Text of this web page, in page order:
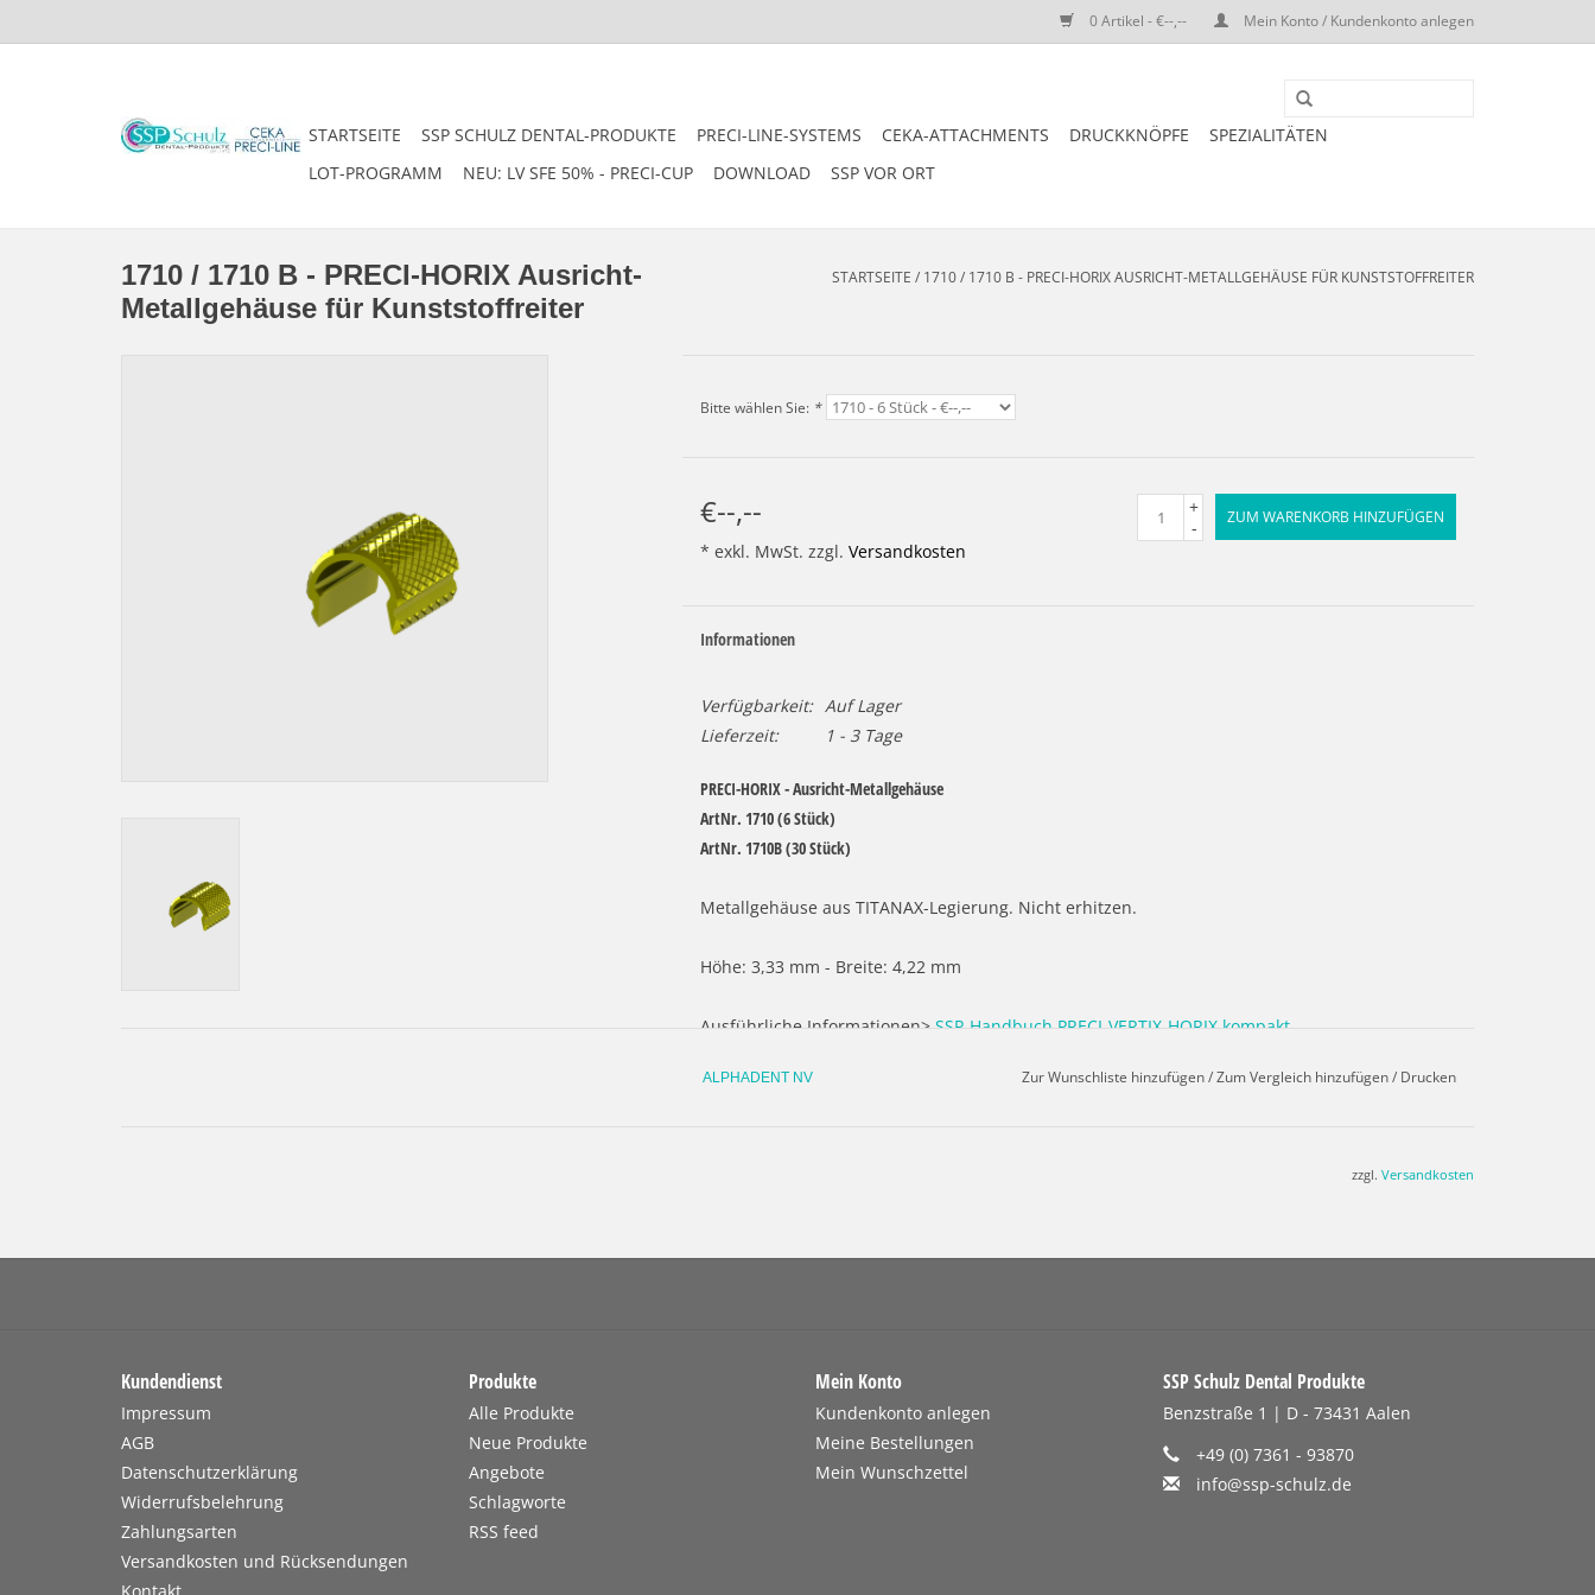
0 Artikel - €--,-- Mein Konto / Kundenkonto anlegen
STARTSEITE SSP SCHULZ DENTAL-PRODUKTE PRECI-LINE-SYSTEMS CEKA-ATTACHMENTS DRUCKKNÖPFE
SPEZIALITÄTEN
LOT-PROGRAMM
NEU: LV SFE 50% - PRECI-CUP DOWNLOAD SSP VOR ORT
1710 / 1710 B - PRECI-HORIX Ausricht-
Metallgehäuse für Kunststoffreiter
STARTSEITE / 1710 / 1710 B - PRECI-HORIX AUSRICHT-METALLGEHÄUSE FÜR KUNSTSTOFFREITER
Bitte wählen Sie: *
€--,--
* exkl. MwSt. zzgl. Versandkosten
+
-
ZUM WARENKORB HINZUFÜGEN
Informationen
Verfügbarkeit: Auf Lager
Lieferzeit:
1 - 3 Tage
PRECI-HORIX - Ausricht-Metallgehäuse
ArtNr. 1710 (6 Stück)
ArtNr. 1710B (30 Stück)
Metallgehäuse aus TITANAX-Legierung. Nicht erhitzen.
Höhe: 3,33 mm - Breite: 4,22 mm
Ausführliche Informationen> SSP-Handbuch PRECI-VERTIX-HORIX kompakt
Materialspezifikationen>
Legierungstabelle
ALPHADENT NV Zur Wunschliste hinzufügen/Zum Vergleich hinzufügen/ Drucken
zzgl. Versandkosten
Kundendienst
Impressum
AGB
Datenschutzerklärung
Widerrufsbelehrung
Zahlungsarten
Versandkosten und Rücksendungen
Produkte
Alle Produkte
Neue Produkte
Angebote
Schlagworte
RSS feed
Mein Konto
Kundenkonto anlegen
Meine Bestellungen
Mein Wunschzettel
SSP Schulz Dental Produkte
Benzstraße 1 | D - 73431 Aalen
+49 (0) 7361 - 93870
info@ssp-schulz.de